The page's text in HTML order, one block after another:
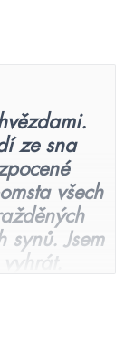
ze sna
všech
synů. Jsem